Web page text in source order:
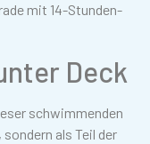
mit 14-Stunden-
Deck
schwimmenden
als Teil der